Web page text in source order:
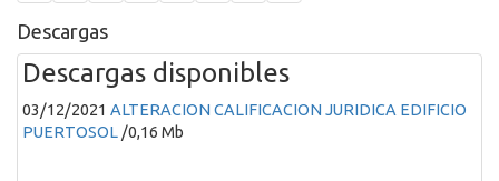
Descargas
Descargas disponibles
03/12/2021 ALTERACION CALIFICACION JURIDICA EDIFICIO
PUERTOSOL/0,16 Mb